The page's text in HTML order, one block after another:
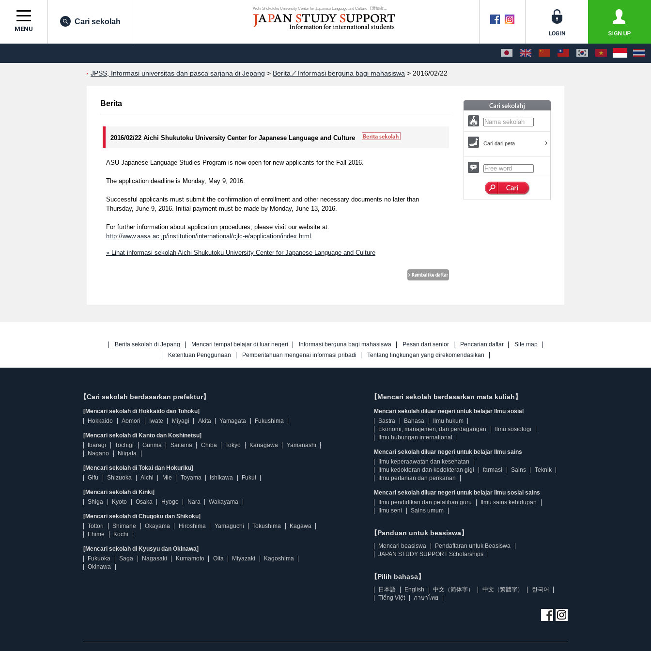
Aichi Shukutoku University Center for Japanese Language and Culture 【愛知淑...
MENU
Cari sekolah
JPSS, Informasi universitas dan pasca sarjana di Jepang > Berita／Informasi berguna bagi mahasiswa > 2016/02/22
Berita
2016/02/22 Aichi Shukutoku University Center for Japanese Language and Culture
ASU Japanese Language Studies Program is now open for new applicants for the Fall 2016.
The application deadline is Monday, May 9, 2016.
Successful applicants must submit the confirmation of enrollment and other necessary documents no later than
Thursday, June 9, 2016. Initial payment must be made by Monday, June 13, 2016.
For further information about application procedures, please visit our website at:
http://www.aasa.ac.jp/institution/international/cjlc-e/application/index.html
» Lihat informasi sekolah Aichi Shukutoku University Center for Japanese Language and Culture
Cari dari peta
Berita sekolah di Jepang Mencari tempat belajar di luar negeri Informasi berguna bagi mahasiswa Pesan dari senior Pencarian daftar
Site map
Ketentuan Penggunaan
Pemberitahuan mengenai informasi pribadi Tentang lingkungan yang direkomendasikan
【Cari sekolah berdasarkan prefektur】
[Mencari sekolah di Hokkaido dan Tohoku]
Hokkaido
Aomori Iwate Miyagi Akita Yamagata Fukushima
[Mencari sekolah di Kanto dan Koshinetsu]
Ibaragi
Tochigi Gunma Saitama Chiba Tokyo Kanagawa
Yamanashi
Nagano
Niigata
[Mencari sekolah di Tokai dan Hokuriku]
Gifu
Shizuoka Aichi Mie Toyama Ishikawa Fukui
[Mencari sekolah di Kinki]
Shiga
Kyoto Osaka Hyogo Nara Wakayama
[Mencari sekolah di Chugoku dan Shikoku]
Tottori
Shimane Okayama Hiroshima Yamaguchi Tokushima
Kagawa
Ehime
Kochi
[Mencari sekolah di Kyusyu dan Okinawa]
Fukuoka
Saga Nagasaki Kumamoto Oita Miyazaki
Kagoshima
Okinawa
【Mencari sekolah berdasarkan mata kuliah】
Mencari sekolah diluar negeri untuk belajar Ilmu sosial
Sastra
Bahasa
Ilmu hukum
Ekonomi, manajemen, dan perdagangan
Ilmu sosiologi
Ilmu hubungan international
Mencari sekolah diluar negeri untuk belajar Ilmu sains
Ilmu keperaawatan dan kesehatan
Ilmu kedokteran dan kedokteran gigi
farmasi Sains
Teknik
Ilmu pertanian dan perikanan
Mencari sekolah diluar negeri untuk belajar Ilmu sosial sains
Ilmu pendidikan dan pelatihan guru
Ilmu sains kehidupan
Ilmu seni
Sains umum
【Panduan untuk beasiswa】
Mencari beasiswa
Pendaftaran untuk Beasiswa
JAPAN STUDY SUPPORT Scholarships
【Pilih bahasa】
日本語 English 中文（简体字） 中文（繁體字）
한국어
Tiếng Việt
ภาษาไทย